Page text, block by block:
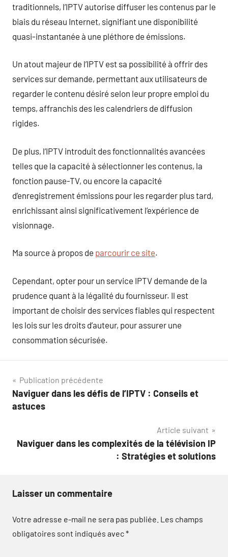
traditionnels, l’IPTV autorise diffuser les contenus par le
biais du réseau Internet, signifiant une disponibilité
quasi-instantanée à une pléthore de émissions.
Un atout majeur de l’IPTV est sa possibilité à offrir des
services sur demande, permettant aux utilisateurs de
regarder le contenu désiré selon leur propre emploi du
temps, affranchis des les calendriers de diffusion
rigides.
De plus, l’IPTV introduit des fonctionnalités avancées
telles que la capacité à sélectionner les contenus, la
fonction pause-TV, ou encore la capacité
d’enregistrement émissions pour les regarder plus tard,
enrichissant ainsi significativement l’expérience de
visionnage.
Ma source à propos de parcourir ce site.
Cependant, opter pour un service IPTV demande de la
prudence quant à la légalité du fournisseur. Il est
important de choisir des services fiables qui respectent
les lois sur les droits d’auteur, pour assurer une
consommation sécurisée.
Navigation
de
Publication précédente
Naviguer dans les défis de l’IPTV : Conseils et
astuces
Article suivant
Naviguer dans les complexités de la télévision IP
: Stratégies et solutions
Laisser un commentaire
Votre adresse e-mail ne sera pas publiée. Les champs
obligatoires sont indiqués avec*